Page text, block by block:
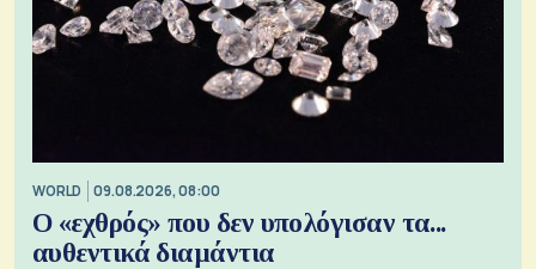
WORLD 09.08.2026, 08:00
Ο «εχθρός» που δεν υπολόγισαν τα...
αυθεντικά διαμάντια